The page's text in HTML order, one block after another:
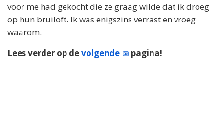
voor me had gekocht die ze graag wilde dat ik droeg
op hun bruiloft. Ik was enigszins verrast en vroeg
waarom.
Lees verder op devolgende pagina!